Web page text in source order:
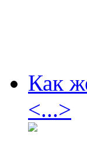
Как
<...>